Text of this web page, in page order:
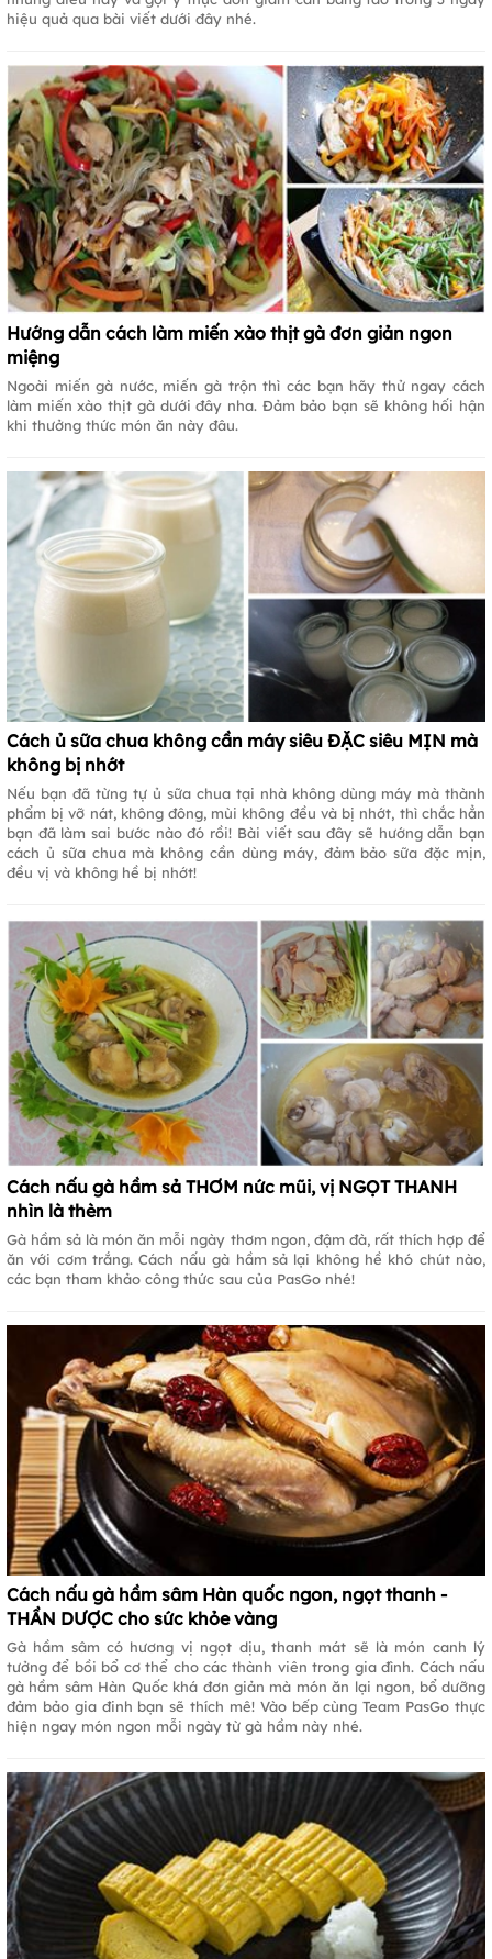
hiệu quả qua bài viết dưới đây nhé.
Hướng dẫn cách làm miến xào thịt gà đơn giản ngon
miệng
Ngoài miến gà nước, miến gà trộn thì các bạn hãy thử ngay cách
làm miến xào thịt gà dưới đây nha. Đảm bảo bạn sẽ không hối hận
khi thưởng thức món ăn này đâu.
Cách ủ sữa chua không cần máy siêu ĐẶC siêu MỊN mà
không bị nhớt
Nếu bạn đã từng tự ủ sữa chua tại nhà không dùng máy mà thành
phẩm bị vỡ nát, không đông, mùi không đều và bị nhớt, thì chắc hẳn
bạn đã làm sai bước nào đó rồi! Bài viết sau đây sẽ hướng dẫn bạn
cách ủ sữa chua mà không cần dùng máy, đảm bảo sữa đặc mịn,
đều vị và không hề bị nhớt!
Cách nấu gà hầm sả THƠM nức mũi, vị NGỌT THANH
nhìn là thèm
Gà hầm sả là món ăn mỗi ngày thơm ngon, đậm đà, rất thích hợp để
ăn với cơm trắng. Cách nấu gà hầm sả lại không hề khó chút nào,
các bạn tham khảo công thức sau của PasGo nhé!
Cách nấu gà hầm sâm Hàn quốc ngon, ngọt thanh -
THẦN DƯỢC cho sức khỏe vàng
Gà hầm sâm có hương vị ngọt dịu, thanh mát sẽ là món canh lý
tưởng để bồi bổ cơ thể cho các thành viên trong gia đình. Cách nấu
gà hầm sâm Hàn Quốc khá đơn giản mà món ăn lại ngon, bổ dưỡng
đảm bảo gia đinh bạn sẽ thích mê! Vào bếp cùng Team PasGo thực
hiện ngay món ngon mỗi ngày từ gà hầm này nhé.